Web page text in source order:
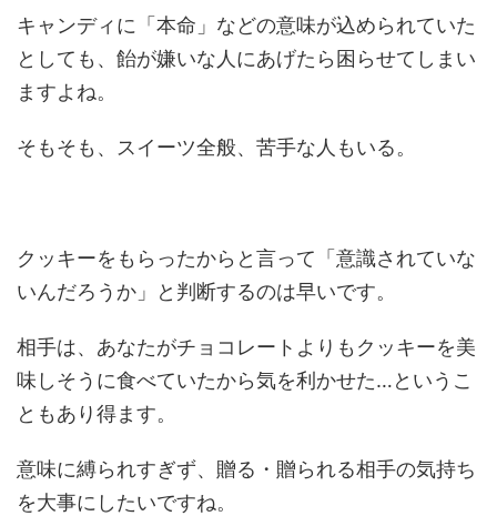
キャンディに「本命」などの意味が込められていた
としても、飴が嫌いな人にあげたら困らせてしまい
ますよね。
そもそも、スイーツ全般、苦手な人もいる。
クッキーをもらったからと言って「意識されていな
いんだろうか」と判断するのは早いです。
相手は、あなたがチョコレートよりもクッキーを美
味しそうに食べていたから気を利かせた…というこ
ともあり得ます。
意味に縛られすぎず、贈る・贈られる相手の気持ち
を大事にしたいですね。